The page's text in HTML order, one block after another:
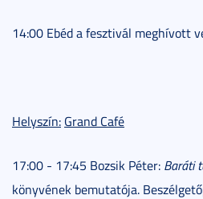
14:00 Ebéd a fesztivál meghívott
Helyszín: Grand Café
17:00 - 17:45 Bozsik Péter: Baráti
könyvének bemutatója.